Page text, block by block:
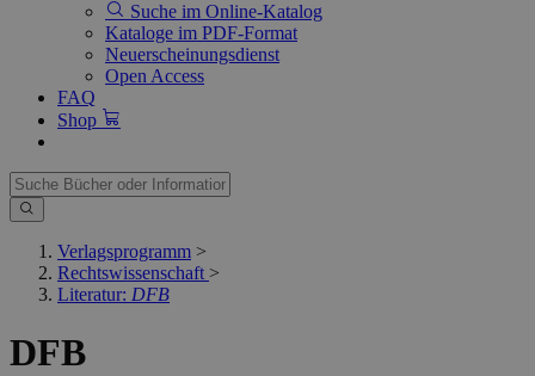
Suche im Online-Katalog
Kataloge im PDF-Format
Neuerscheinungsdienst
Open Access
FAQ
Shop
Verlagsprogramm >
Rechtswissenschaft >
Literatur: DFB
DFB